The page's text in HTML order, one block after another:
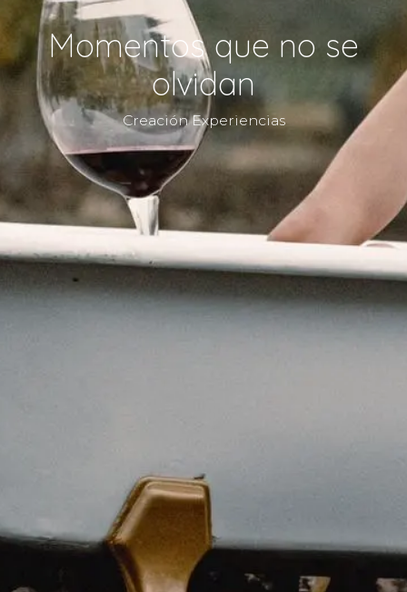
Momentos que no se
olvidan
Creación Experiencias